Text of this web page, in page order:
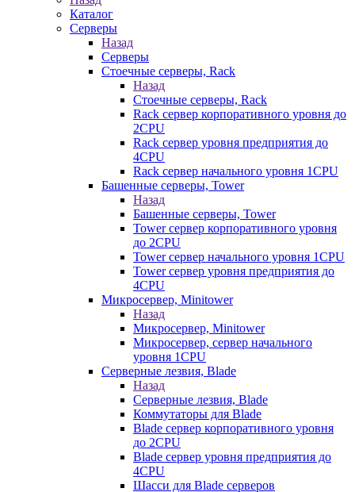
Каталог
Серверы
Назад
Серверы
Стоечные серверы, Rack
Назад
Стоечные серверы, Rack
Rack сервер корпоративного уровня до
2CPU
Rack сервер уровня предприятия до
4CPU
Rack сервер начального уровня 1CPU
Башенные серверы, Tower
Назад
Башенные серверы, Tower
Tower сервер корпоративного уровня
до 2CPU
Tower сервер начального уровня 1CPU
Tower сервер уровня предприятия до
4CPU
Микросервер, Minitower
Назад
Микросервер, Minitower
Микросервер, сервер начального
уровня 1CPU
Серверные лезвия, Blade
Назад
Серверные лезвия, Blade
Коммутаторы для Blade
Blade сервер корпоративного уровня
до 2CPU
Blade сервер уровня предприятия до
4CPU
Шасси для Blade серверов